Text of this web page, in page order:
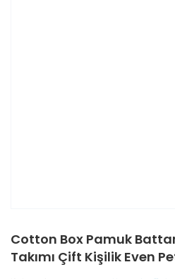
Cotton Box Pamuk
Takımı Çift Kişilik Even